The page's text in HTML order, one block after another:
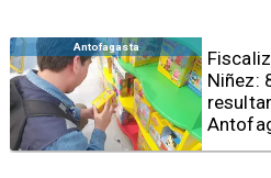
Antofagasta
mixta